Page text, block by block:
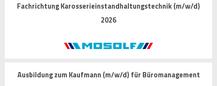
Fachrichtung Karosserieinstandhaltungstechnik (m/w/d)
2026
Ausbildung zum Kaufmann (m/w/d) für Büromanagement